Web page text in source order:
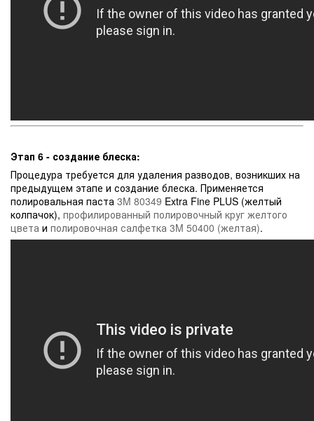
Этап 6 - создание блеска:
Процедура требуется для удаления разводов, возникших на
предыдущем этапе и создание блеска. Применяется
полировальная паста 3M 80349 Extra Fine PLUS (желтый
колпачок), профилированный полировочный круг желтого
цвета и полировочная салфетка 3M 50400 (желтая).